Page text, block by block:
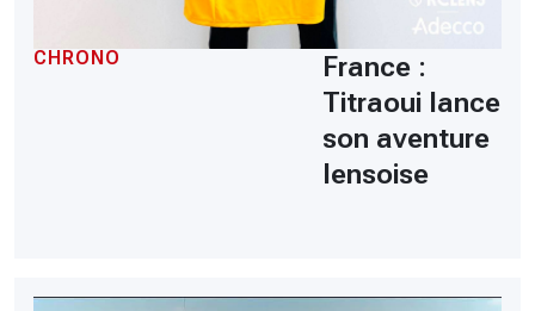
CHRONO
France :
Titraoui lance
son aventure
lensoise